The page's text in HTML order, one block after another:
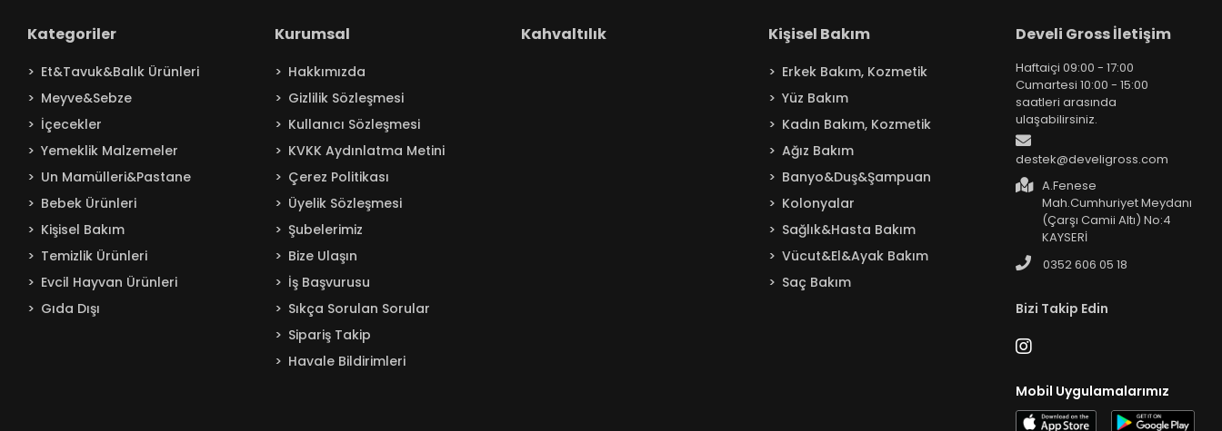
Baby Turco
Badem
Bağdat
Bebelac
Beta
Beyaz
BEYPAZARI
Bingo
Kategoriler
Et&Tavuk&Balık Ürünleri
Meyve&Sebze
İçecekler
Yemeklik Malzemeler
Un Mamülleri&Pastane
Bebek Ürünleri
Kişisel Bakım
Temizlik Ürünleri
Evcil Hayvan Ürünleri
Gıda Dışı
Kurumsal
Hakkımızda
Gizlilik Sözleşmesi
Kullanıcı Sözleşmesi
KVKK Aydınlatma Metini
Çerez Politikası
Üyelik Sözleşmesi
Şubelerimiz
Bize Ulaşın
İş Başvurusu
Sıkça Sorulan Sorular
Sipariş Takip
Havale Bildirimleri
Kahvaltılık Kişisel Bakım
Erkek Bakım, Kozmetik
Yüz Bakım
Kadın Bakım, Kozmetik
Ağız Bakım
Banyo&Duş&Şampuan
Kolonyalar
Sağlık&Hasta Bakım
Vücut&El&Ayak Bakım
Saç Bakım
Develi Gross İletişim
Haftaiçi 09:00 - 17:00
Cumartesi 10:00 - 15:00
saatleri arasında
ulaşabilirsiniz.
destek@develigross.com
A.Fenese
Mah.Cumhuriyet Meydanı
(Çarşı Camii Altı) No:4
KAYSERİ
0352 606 05 18
Bizi Takip Edin
Mobil Uygulamalarımız